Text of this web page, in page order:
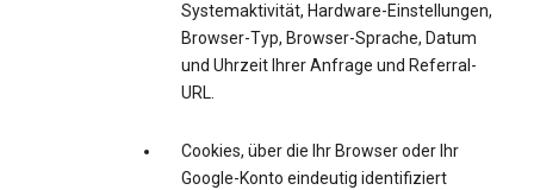
Systemaktivität, Hardware-Einstellungen,
Browser-Typ, Browser-Sprache, Datum
und Uhrzeit Ihrer Anfrage und Referral-
URL.
Cookies, über die Ihr Browser oder Ihr
Google-Konto eindeutig identifiziert